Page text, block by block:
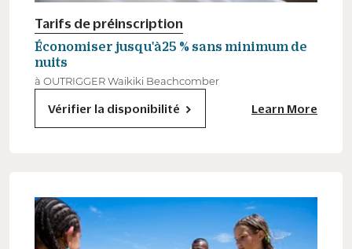
Tarifs de préinscription
Économiser jusqu'à25 % sans minimum de
nuits
à OUTRIGGER Waikiki Beachcomber
Vérifier la disponibilité Learn More